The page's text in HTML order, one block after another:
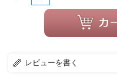
レビューを書く